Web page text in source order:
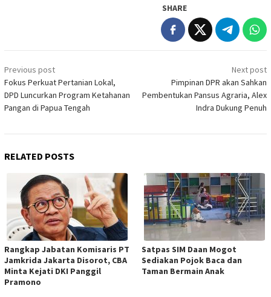
SHARE
Post
navigation
Previous post
Fokus Perkuat Pertanian Lokal,
DPD Luncurkan Program Ketahanan
Pangan di Papua Tengah
Next post
Pimpinan DPR akan Sahkan
Pembentukan Pansus Agraria, Alex
Indra Dukung Penuh
RELATED POSTS
Rangkap Jabatan Komisaris PT
Jamkrida Jakarta Disorot, CBA
Minta Kejati DKI Panggil
Pramono
Satpas SIM Daan Mogot
Sediakan Pojok Baca dan
Taman Bermain Anak